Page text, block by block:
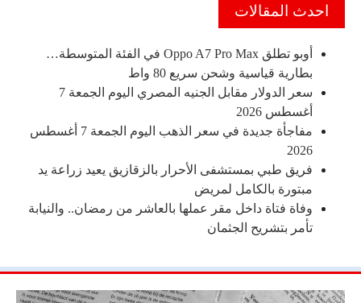
احدث المقالات
أوبو تطلق Oppo A7 Pro Max في الفئة المتوسطة…
بطارية قياسية وشحن سريع 80 واط
سعر الدولار مقابل الجنيه المصري اليوم الجمعة 7
أغسطس 2026
مفاجأة جديدة في سعر الذهب اليوم الجمعة 7 أغسطس
2026
فريق طبي بمستشفى الأحرار بالزقازيق يعيد زراعة يد
مبتورة بالكامل لمريض
وفاة فتاة داخل مقر عملها بالعاشر من رمضان.. والنيابة
تأمر بتشريح الجثمان